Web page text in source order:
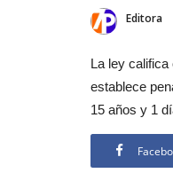
Editora
La ley
establece
15 años y 1